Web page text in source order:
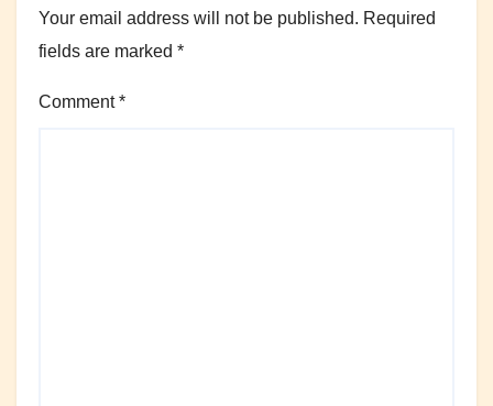
Your email address will not be published. Required
fields are marked *
Comment*